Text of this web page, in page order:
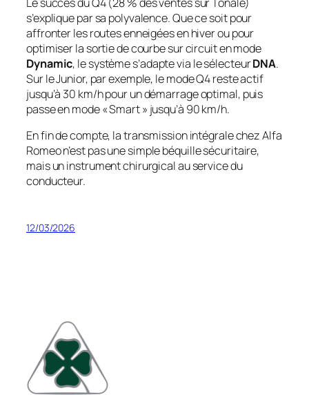
s’explique par sa polyvalence. Que ce soit pour
affronter les routes enneigées en hiver ou pour
optimiser la sortie de courbe sur circuit en mode
Dynamic, le système s’adapte via le sélecteurDNA.
Sur le Junior, par exemple, le mode Q4 reste actif
jusqu’à 30 km/h pour un démarrage optimal, puis
passe en mode « Smart » jusqu’à 90 km/h.
En fin de compte, la transmission intégrale chez Alfa
Romeo n’est pas une simple béquille sécuritaire,
mais un instrument chirurgical au service du
conducteur.
12/03/2026